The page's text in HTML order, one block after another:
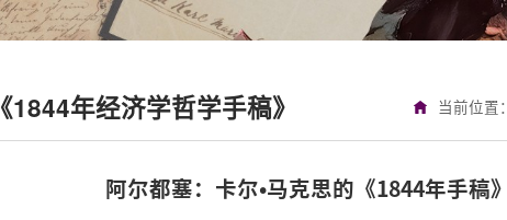
《1844年经济学哲学手稿》 当前位置
阿尔都塞：卡尔•马克思的《1844年手稿